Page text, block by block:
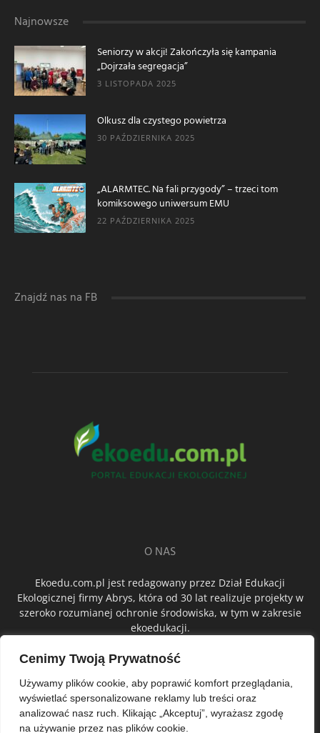
Cenimy Twoją Prywatność
Używamy plików cookie, aby poprawić komfort przeglądania,
wyświetlać spersonalizowane reklamy lub treści oraz
analizować nasz ruch. Klikając „Akceptuj”, wyrażasz zgodę
na używanie przez nas plików cookie.
Najnowsze
Seniorzy w akcji! Zakończyła się kampania
„Dojrzała segregacja”
3 LISTOPADA 2025
Olkusz dla czystego powietrza
30 PAŹDZIERNIKA 2025
„ALARMTEC. Na fali przygody” – trzeci tom
komiksowego uniwersum EMU
22 PAŹDZIERNIKA 2025
Znajdź nas na FB
O NAS
Ekoedu.com.pl jest redagowany przez Dział Edukacji
Ekologicznej firmy Abrys, która od 30 lat realizuje projekty w
szeroko rozumianej ochronie środowiska, w tym w zakresie
ekoedukacji.
ŚLEDŹ NAS